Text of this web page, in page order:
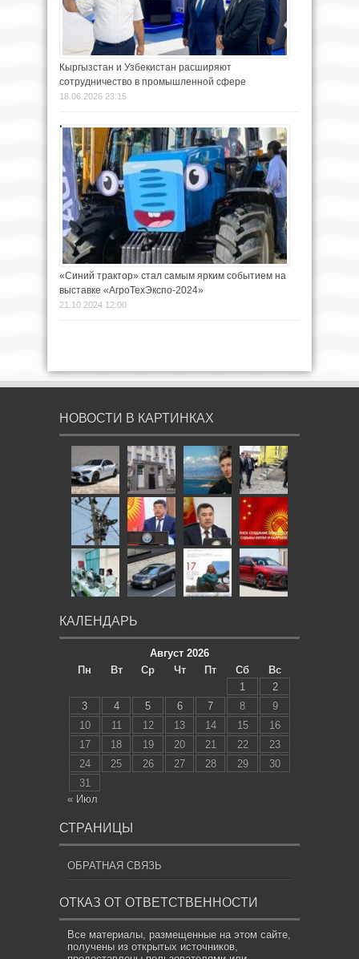
Кыргызстан и Узбекистан расширяют
сотрудничество в промышленной сфере
18.06.2026 23:15
«Синий трактор» стал самым ярким событием на
выставке «АгроТехЭкспо-2024»
21.10.2024 12:00
НОВОСТИ В КАРТИНКАХ
КАЛЕНДАРЬ
Август 2026
Пн
Вт Ср Чт Пт Сб
Вс
1
2
3
4 5 6 7 8
9
10
11 12 13 14 15
16
17
18 19 20 21 22
23
24
25 26 27 28 29
30
31
« Июл
СТРАНИЦЫ
ОБРАТНАЯ СВЯЗЬ
ОТКАЗ ОТ ОТВЕТСТВЕННОСТИ
Все материалы, размещенные на этом сайте,
получены из открытых источников,